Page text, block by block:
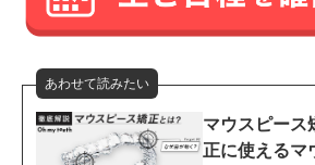
あわせて読みたい
マウスピース
正に使えるマ